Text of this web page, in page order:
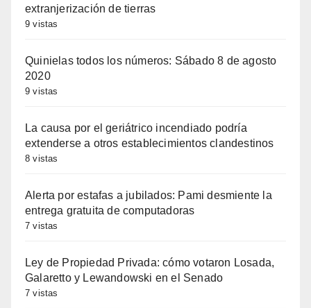
extranjerización de tierras
9 vistas
Quinielas todos los números: Sábado 8 de agosto
2020
9 vistas
La causa por el geriátrico incendiado podría
extenderse a otros establecimientos clandestinos
8 vistas
Alerta por estafas a jubilados: Pami desmiente la
entrega gratuita de computadoras
7 vistas
Ley de Propiedad Privada: cómo votaron Losada,
Galaretto y Lewandowski en el Senado
7 vistas